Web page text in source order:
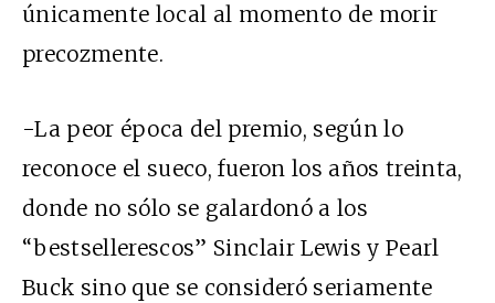
únicamente local al momento de morir
precozmente.
-La peor época del premio, según lo
reconoce el sueco, fueron los años treinta,
donde no sólo se galardonó a los
“bestsellerescos” Sinclair Lewis y Pearl
Buck sino que se consideró seriamente